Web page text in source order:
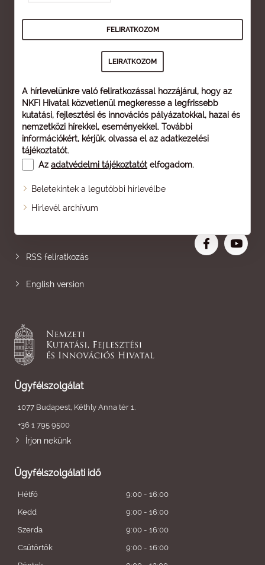
A hírlevelünkre való feliratkozással hozzájárul, hogy az
NKFI Hivatal közvetlenül megkeresse a legfrissebb
kutatási, fejlesztési és innovációs pályázatokkal, hazai és
nemzetközi hírekkel, eseményekkel. További
információkért, kérjük, olvassa el az adatkezelési
tájékoztatót.
Az adatvédelmi tájékoztatót elfogadom.
Beletekintek a legutóbbi hírlevélbe
Hírlevél archívum
Oldaltérkép
RSS feliratkozás
English version
Ügyfélszolgálat
1077 Budapest, Kéthly Anna tér 1.
+36 1 795 9500
Írjon nekünk
Ügyfélszolgálati idő
Hétfő
9:00 - 16:00
Kedd
9:00 - 16:00
Szerda
9:00 - 16:00
Csütörtök
9:00 - 16:00